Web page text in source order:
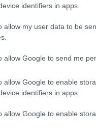
identifiers in apps.
allow my user data to be
allow Google to send me
allow Google to enable
identifiers in apps.
allow Google to enable
között arról, hogy kiket
nemcsak a
is, ahol további